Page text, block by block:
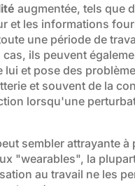
augmentée, tels que
et les informations
une période de
ils peuvent
et pose des
et souvent de la
lorsqu'une
sembler attrayante à
"wearables", la
au travail ne les